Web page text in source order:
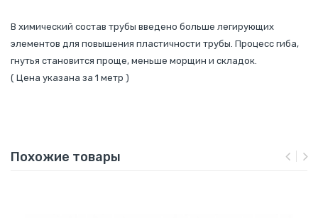
В химический состав трубы введено больше легирующих
элементов для повышения пластичности трубы. Процесс гиба,
гнутья становится проще, меньше морщин и складок.
( Цена указана за 1 метр )
Похожие товары